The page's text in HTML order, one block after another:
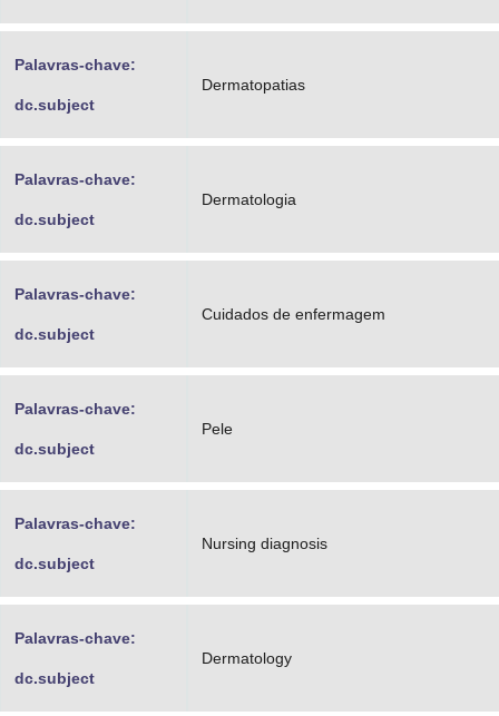
Palavras-chave:
dc.subject
Dermatopatias
Palavras-chave:
dc.subject
Dermatologia
Palavras-chave:
dc.subject
Cuidados de enfermagem
Palavras-chave:
dc.subject
Pele
Palavras-chave:
dc.subject
Nursing diagnosis
Palavras-chave:
dc.subject
Dermatology